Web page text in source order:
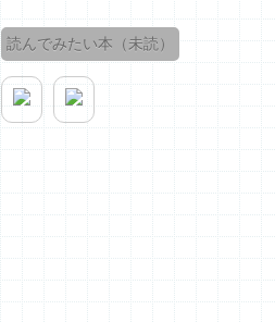
読んでみたい本（未読）